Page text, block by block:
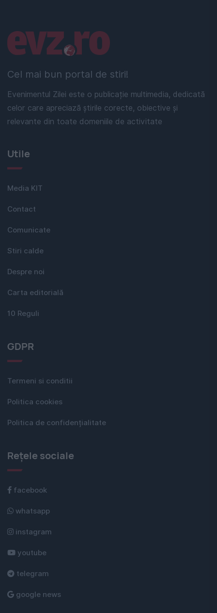
Cel mai bun portal de stiri!
Evenimentul Zilei este o publicație multimedia, dedicată
celor care apreciază știrile corecte, obiective și
relevante din toate domeniile de activitate
Linkuri utile
Utile
Media KIT
Contact
Comunicate
Stiri calde
Despre noi
Carta editorială
10 Reguli
GDPR
Termeni si conditii
Politica cookies
Politica de confidențialitate
Rețele sociale
facebook
whatsapp
instagram
youtube
telegram
google news